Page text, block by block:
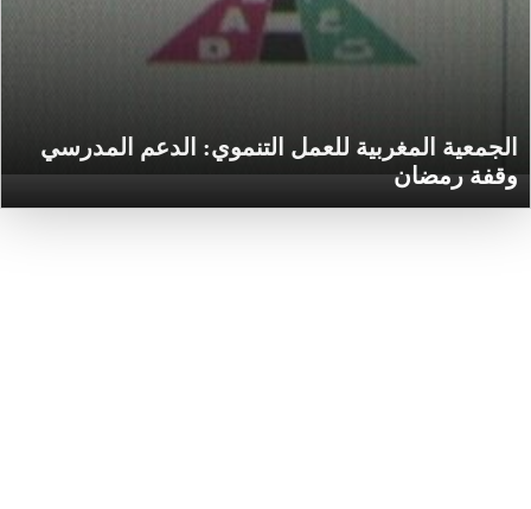
الجمعية المغربية للعمل التنموي: الدعم المدرسي
وقفة رمضان